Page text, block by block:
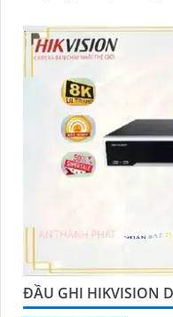
ĐẦU GHI HIKVISION